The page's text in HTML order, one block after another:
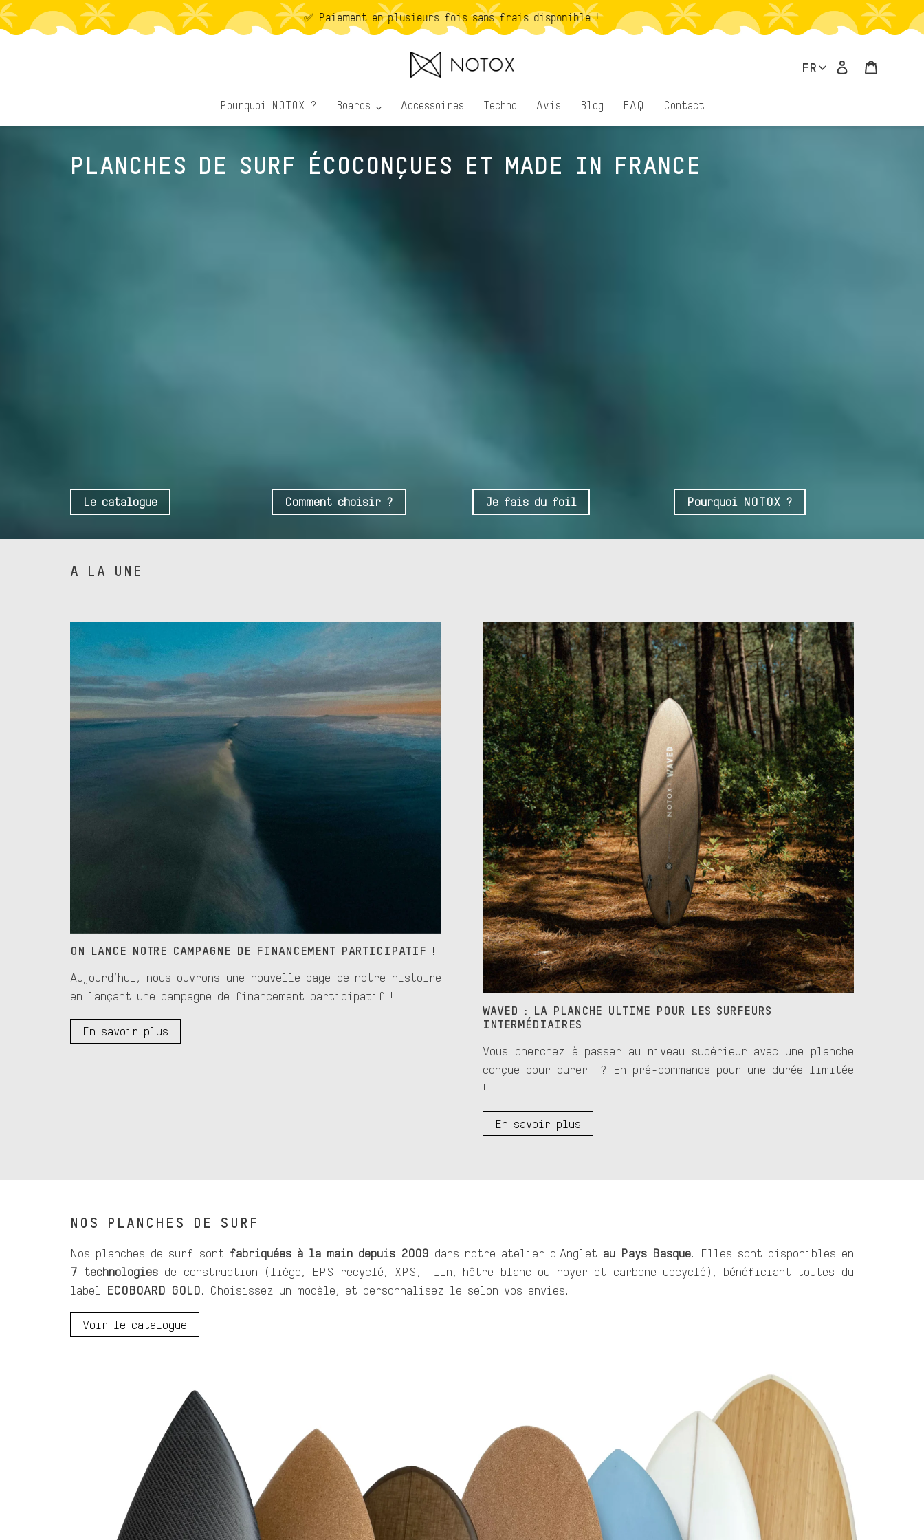
Passer
au
✅ Paiement en plusieurs fois sans frais disponible !
FR Se connecter
Pourquoi NOTOX ? Boards Accessoires Techno Avis Blog FAQ Contact
PLANCHES DE SURF ÉCOCONÇUES ET MADE IN FRANCE
Le catalogue Comment choisir ? Je fais du foil Pourquoi NOTOX ?
A LA UNE
ON LANCE NOTRE CAMPAGNE DE FINANCEMENT PARTICIPATIF !
Aujourd’hui, nous ouvrons une nouvelle page de notre histoire
en lançant une campagne de financement participatif !
En savoir plus
WAVED : LA PLANCHE ULTIME POUR LES SURFEURS
INTERMÉDIAIRES
Vous cherchez à passer au niveau supérieur avec une planche
conçue pour durer ? En pré-commande pour une durée limitée
!
En savoir plus
NOS PLANCHES DE SURF
Nos planches de surf sont fabriquées à la main depuis 2009 dans notre atelier d'Anglet au Pays Basque. Elles sont disponibles en
7 technologiesde construction (liège, EPS recyclé, XPS, lin, hêtre blanc ou noyer et carbone upcyclé), bénéficiant toutes du
label ECOBOARD GOLD. Choisissez un modèle, et personnalisez le selon vos envies.
Voir le catalogue